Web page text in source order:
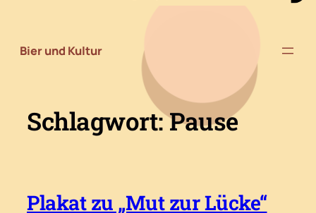
Bier und Kultur
Schlagwort:Pause
Plakat zu „Mut zur Lücke“